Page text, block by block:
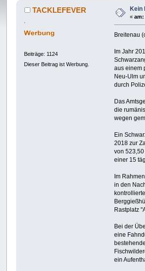
TACKLEFEVER
Beiträge: 1124
Dieser Beitrag ist Werbung.
Kein
«am:
Breitenau
Im Jahr
aus einem
Neu-Ulm
durch
Das
die
wegen
Ein
2018 zur
von
einer 15
Im
in den
Rastplatz
Bei der
eine
ein